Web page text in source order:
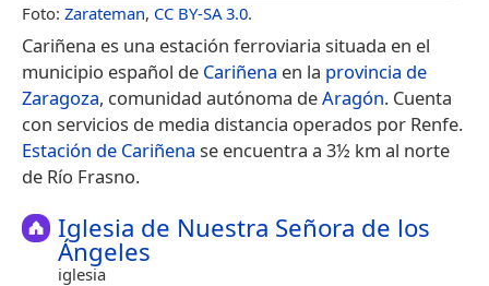
Foto: Zarateman, CC BY-SA 3.0.
Cariñena es una estación ferroviaria situada en el
municipio español de Cariñena en la provincia de
Zaragoza, comunidad autónoma deAragón. Cuenta
con servicios de media distancia operados por Renfe.
Estación de Cariñena se encuentra a 3½ km al norte
de Río Frasno.
Iglesia de Nuestra Señora de los
Ángeles
iglesia